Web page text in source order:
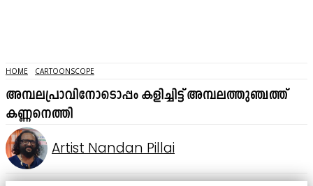
HOME CARTOONSCOPE
അമ്പലപ്രാവിനോടൊപ്പം കളിച്ചിട്ട് അമ്പലത്തുഞ്ചത്ത്
കണ്ണനെത്തി
Artist Nandan Pillai